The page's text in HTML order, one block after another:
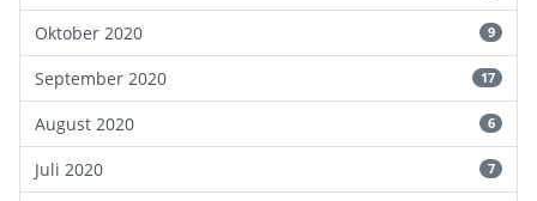
Oktober 2020 9
September 2020 17
August 2020 6
Juli 2020 7